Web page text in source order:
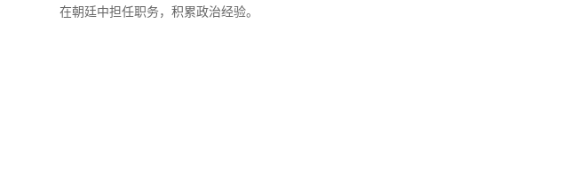
在朝廷中担任职务，积累政治经验。